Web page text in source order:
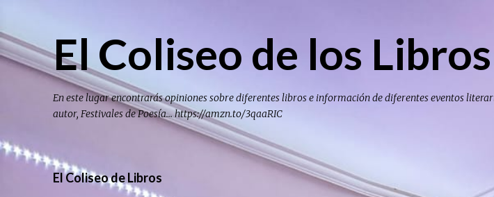
El Coliseo de los Libros
En este lugar encontrarás opiniones sobre diferentes libros e información de diferentes eventos
autor, Festivales de Poesía... https://amzn.to/3qaaRIC
El Coliseo de Libros